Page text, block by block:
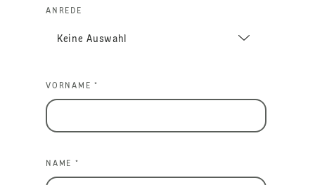
ANREDE
VORNAME *
NAME *